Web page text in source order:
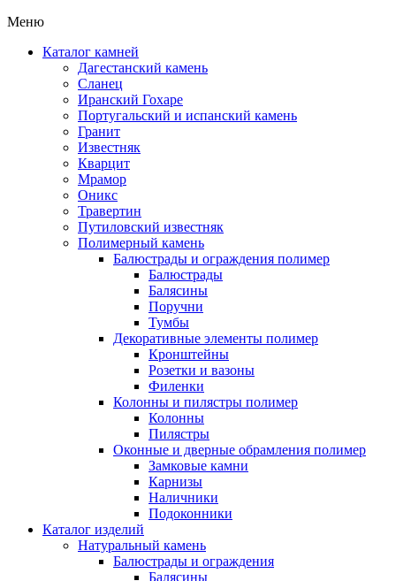
Меню
Каталог камней
Дагестанский камень
Сланец
Иранский Гохаре
Португальский и испанский камень
Гранит
Известняк
Кварцит
Мрамор
Оникс
Травертин
Путиловский известняк
Полимерный камень
Балюстрады и ограждения полимер
Балюстрады
Балясины
Поручни
Тумбы
Декоративные элементы полимер
Кронштейны
Розетки и вазоны
Филенки
Колонны и пилястры полимер
Колонны
Пилястры
Оконные и дверные обрамления полимер
Замковые камни
Карнизы
Наличники
Подоконники
Каталог изделий
Натуральный камень
Балюстрады и ограждения
Балясины